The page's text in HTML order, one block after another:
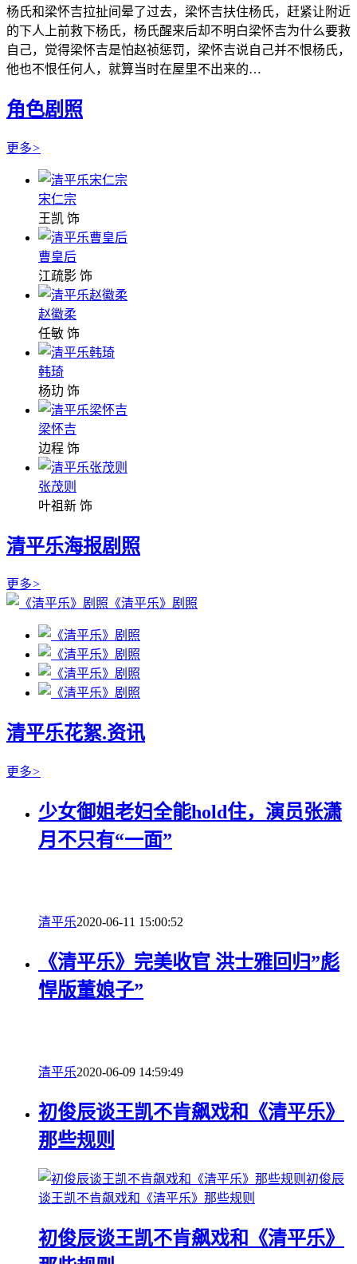
杨氏和梁怀吉拉扯间晕了过去，梁怀吉扶住杨氏，赶紧让附近
的下人上前救下杨氏，杨氏醒来后却不明白梁怀吉为什么要救
自己，觉得梁怀吉是怕赵祯惩罚，梁怀吉说自己并不恨杨氏，
他也不恨任何人，就算当时在屋里不出来的…
角色剧照
更多>
宋仁宗
王凯 饰
曹皇后
江疏影 饰
赵徽柔
任敏 饰
韩琦
杨玏 饰
梁怀吉
边程 饰
张茂则
叶祖新 饰
清平乐海报剧照
更多>
《清平乐》剧照
清平乐花絮.资讯
更多>
少女御姐老妇全能hold住，演员张潇
月不只有“一面”
清平乐2020-06-11 15:00:52
《清平乐》完美收官 洪士雅回归”彪
悍版董娘子”
清平乐2020-06-09 14:59:49
初俊辰谈王凯不肯飙戏和《清平乐》
那些规则
初俊辰
谈王凯不肯飙戏和《清平乐》那些规则
初俊辰谈王凯不肯飙戏和《清平乐》